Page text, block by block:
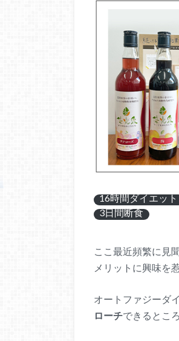
16時間ダイエット
3日間断食
ここ最近頻繁に見
メリットに興味を
オートファジーダ
ローチできるとこ